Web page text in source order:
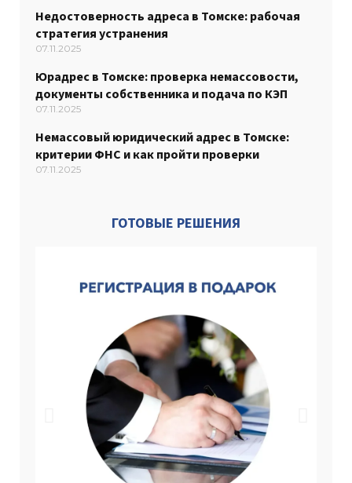
Недостоверность адреса в Томске: рабочая
стратегия устранения
07.11.2025
Юрадрес в Томске: проверка немассовости,
документы собственника и подача по КЭП
07.11.2025
Немассовый юридический адрес в Томске:
критерии ФНС и как пройти проверки
07.11.2025
ГОТОВЫЕ РЕШЕНИЯ